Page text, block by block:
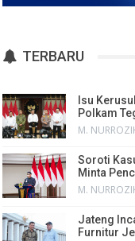
TERBARU
Isu
Polkam
M.
Soroti
Minta
M.
Jateng
Furnitur